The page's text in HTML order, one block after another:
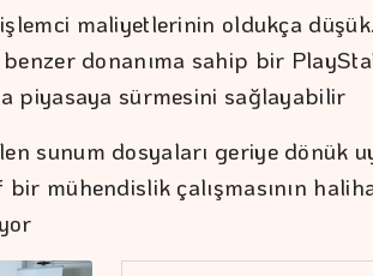
maliyetlerinin oldukça
donanıma sahip bir
piyasaya sürmesini sağlayabilir
sunum dosyaları geriye dönük
mühendislik çalışmasının